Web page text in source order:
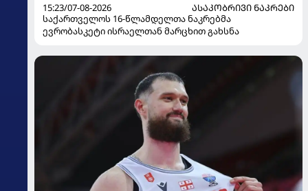
15:23/07-08-2026
ᲐᲡᲐᲙᲝᲑᲠᲘᲕᲘ ᲜᲐᲙᲠᲔᲑᲘ
საქართველოს 16-წლამდელთა ნაკრებმა
ევრობასკეტი ისრაელთან მარცხით გახსნა